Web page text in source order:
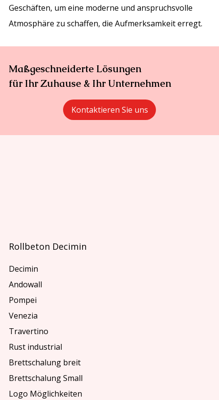
Geschäften, um eine moderne und anspruchsvolle
Atmosphäre zu schaffen, die Aufmerksamkeit erregt.
Maßgeschneiderte Lösungen
für Ihr Zuhause & Ihr Unternehmen
Kontaktieren Sie uns
Rollbeton Decimin
Decimin
Andowall
Pompei
Venezia
Travertino
Rust industrial
Brettschalung breit
Brettschalung Small
Logo Möglichkeiten